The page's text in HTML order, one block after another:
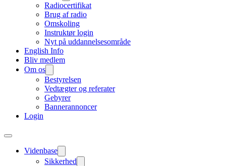
Radiocertifikat
Brug af radio
Omskoling
Instruktør login
Nyt på uddannelsesområde
English Info
Bliv medlem
Om os
Bestyrelsen
Vedtægter og referater
Gebyrer
Bannerannoncer
Login
Videnbase
Sikkerhed